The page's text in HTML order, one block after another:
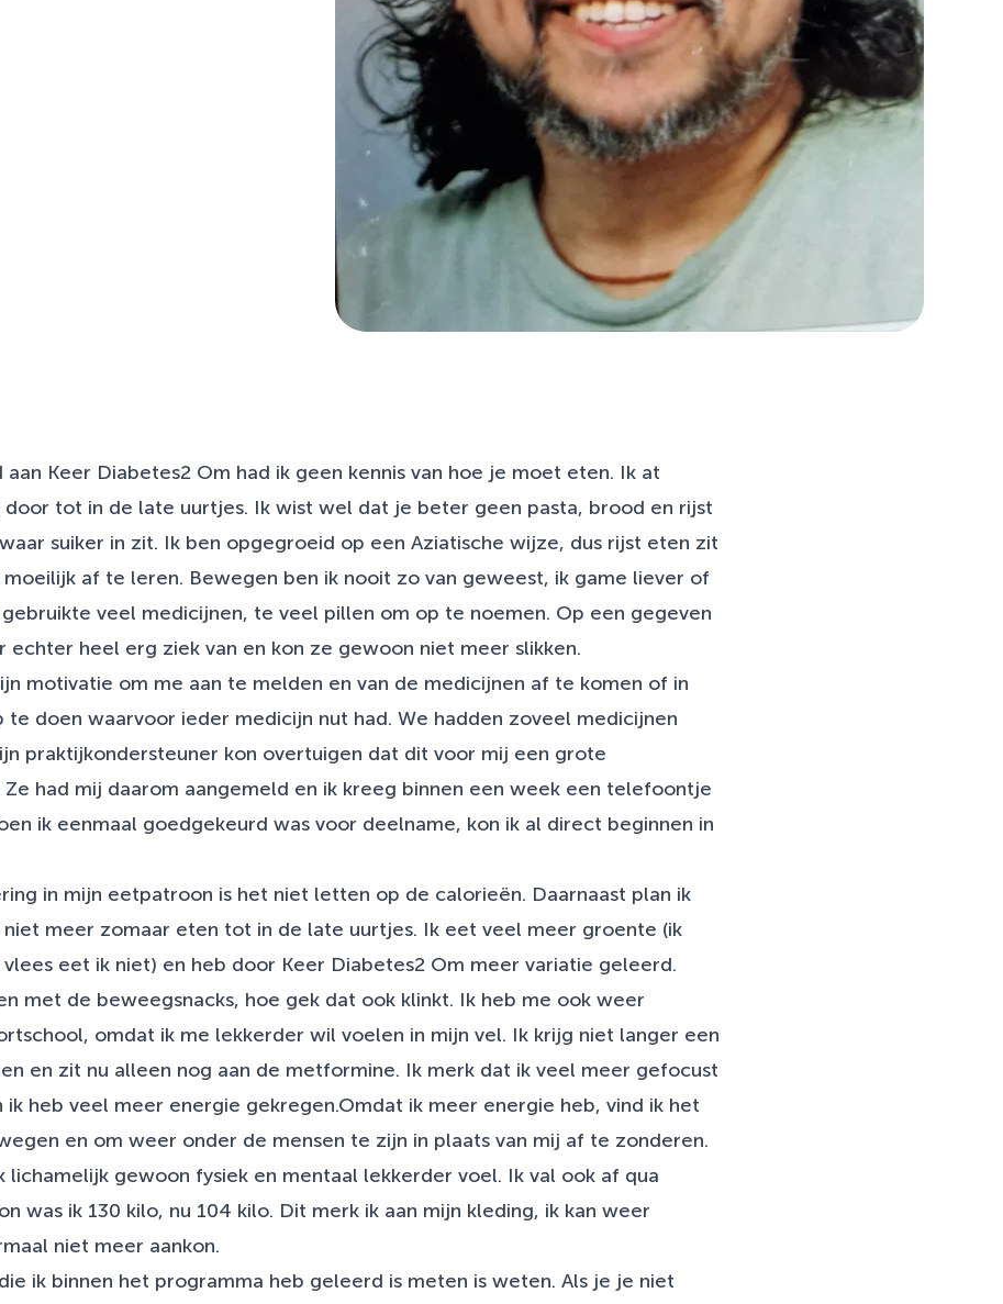
Keer Diabetes2 Om had ik geen kennis van hoe je moet eten. Ik at
tot in de late uurtjes. Ik wist wel dat je beter geen pasta, brood en rijst
suiker in zit. Ik ben opgegroeid op een Aziatische wijze, dus rijst eten zit
moeilijk af te leren. Bewegen ben ik nooit zo van geweest, ik game liever of
veel medicijnen, te veel pillen om op te noemen. Op een gegeven
echter heel erg ziek van en kon ze gewoon niet meer slikken.
motivatie om me aan te melden en van de medicijnen af te komen of in
te doen waarvoor ieder medicijn nut had. We hadden zoveel medicijnen
praktijkondersteuner kon overtuigen dat dit voor mij een grote
had mij daarom aangemeld en ik kreeg binnen een week een telefoontje
ik eenmaal goedgekeurd was voor deelname, kon ik al direct beginnen in
in mijn eetpatroon is het niet letten op de calorieën. Daarnaast plan ik
niet meer zomaar eten tot in de late uurtjes. Ik eet veel meer groente (ik
eet ik niet) en heb door Keer Diabetes2 Om meer variatie geleerd.
met de beweegsnacks, hoe gek dat ook klinkt. Ik heb me ook weer
omdat ik me lekkerder wil voelen in mijn vel. Ik krijg niet langer een
en zit nu alleen nog aan de metformine. Ik merk dat ik veel meer gefocust
ik heb veel meer energie gekregen.Omdat ik meer energie heb, vind ik het
en om weer onder de mensen te zijn in plaats van mij af te zonderen.
lichamelijk gewoon fysiek en mentaal lekkerder voel. Ik val ook af qua
was ik 130 kilo, nu 104 kilo. Dit merk ik aan mijn kleding, ik kan weer
niet meer aankon.
ik binnen het programma heb geleerd is meten is weten. Als je je niet